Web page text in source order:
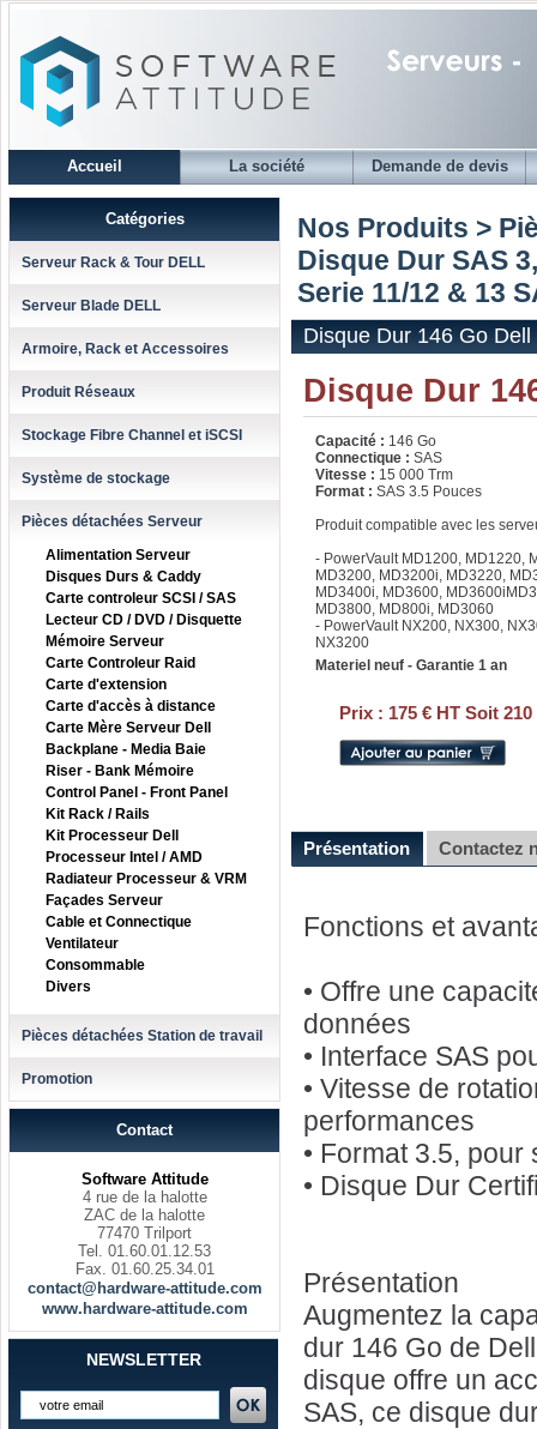
Accueil La société Demande de devis
Catégories
Serveur Rack & Tour DELL
Serveur Blade DELL
Armoire, Rack et Accessoires
Produit Réseaux
Stockage Fibre Channel et iSCSI
Système de stockage
Pièces détachées Serveur
Alimentation Serveur
Disques Durs & Caddy
Carte controleur SCSI / SAS
Lecteur CD / DVD / Disquette
Mémoire Serveur
Carte Controleur Raid
Carte d'extension
Carte d'accès à distance
Carte Mère Serveur Dell
Backplane - Media Baie
Riser - Bank Mémoire
Control Panel - Front Panel
Kit Rack / Rails
Kit Processeur Dell
Processeur Intel / AMD
Radiateur Processeur & VRM
Façades Serveur
Cable et Connectique
Ventilateur
Consommable
Divers
Pièces détachées Station de travail
Promotion
Contact
Software Attitude
4 rue de la halotte
ZAC de la halotte
77470 Trilport
Tel. 01.60.01.12.53
Fax. 01.60.25.34.01
contact@hardware-attitude.com
www.hardware-attitude.com
NEWSLETTER
Nos Produits >
Disque Dur SAS
Serie 11/12 & 13
Disque Dur 146 Go
Disque Dur
Capacité : 146 Go
Connectique : SAS
Vitesse : 15 000 Trm
Format : SAS 3.5 Pouces
Produit compatible avec les
- PowerVault MD1200, MD1220,
MD3200, MD3200i, MD3220,
MD3400i, MD3600,
MD3800, MD800i, MD3060
- PowerVault NX200, NX300,
NX3200
Materiel neuf - Garantie 1 an
Prix : 175 € HT Soit 210
Présentation Contactez
Fonctions et
• Offre une
données
• Interface SAS
• Vitesse de
performances
• Format 3.5,
• Disque Dur
Présentation
Augmentez la
dur 146 Go de
disque offre un
SAS, ce disque